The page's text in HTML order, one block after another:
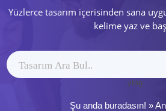
Yüzlerce tasarım içerisinden sana
kelime yaz ve
ytag
Şu anda buradasın! »